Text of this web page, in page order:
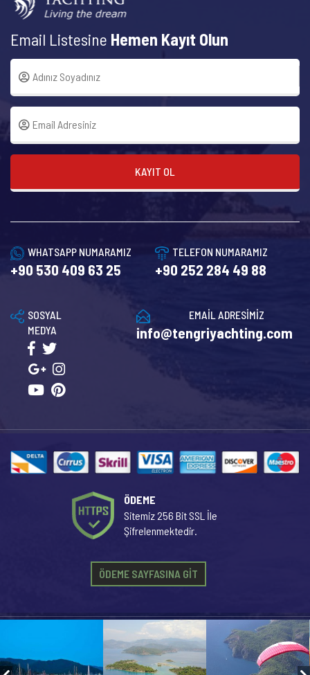
Email Listesine Hemen Kayıt Olun
KAYIT OL
WHATSAPP NUMARAMIZ
+90 530 409 63 25
TELEFON NUMARAMIZ
+90 252 284 49 88
EMAİL ADRESİMİZ
info@tengriyachting.com
SOSYAL
MEDYA
ÖDEME
Sitemiz 256 Bit SSL İle
Şifrelenmektedir.
ÖDEME SAYFASINA GİT